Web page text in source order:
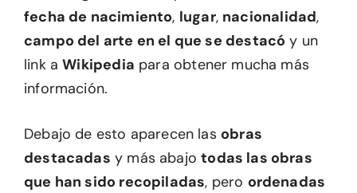
fecha de nacimiento, lugar, nacionalidad,
campo del arte en el que se destacó y un
link aWikipedia para obtener mucha más
información.
Debajo de esto aparecen las obras
destacadas y más abajotodas las obras
que han sido recopiladas, pero ordenadas